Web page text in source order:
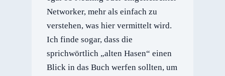
Networker, mehr als einfach zu
verstehen, was hier vermittelt wird.
Ich finde sogar, dass die
sprichwörtlich „alten Hasen“ einen
Blick in das Buch werfen sollten, um